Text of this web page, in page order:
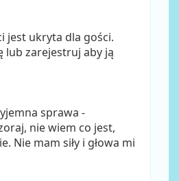
jest ukryta dla gości.
lub zarejestruj aby ją
sprawa -
nie wiem co jest,
Nie mam siły i głowa mi